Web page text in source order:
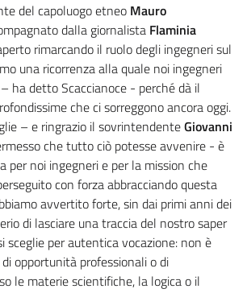
del capoluogo etneo Mauro
dalla giornalista Flaminia
rimarcando il ruolo degli ingegneri sul
una ricorrenza alla quale noi ingegneri
ha detto Scaccianoce - perché dà il
che ci sorreggono ancora oggi.
– e ringrazio il sovrintendenteGiovanni
che tutto ciò potesse avvenire - è
per noi ingegneri e per la mission che
con forza abbracciando questa
avvertito forte, sin dai primi anni dei
di lasciare una traccia del nostro saper
sceglie per autentica vocazione: non è
opportunità professionali o di
le materie scientifiche, la logica o il